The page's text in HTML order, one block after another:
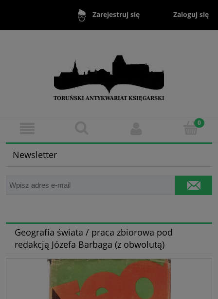
Zarejestruj się Zaloguj się
Newsletter
Geografia świata / praca zbiorowa pod
redakcją Józefa Barbaga (z obwolutą)